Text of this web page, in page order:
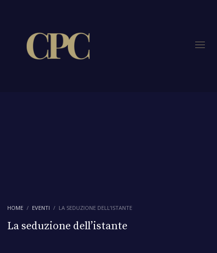
HOME EVENTI LA SEDUZIONE DELL’ISTANTE
La seduzione dell’istante